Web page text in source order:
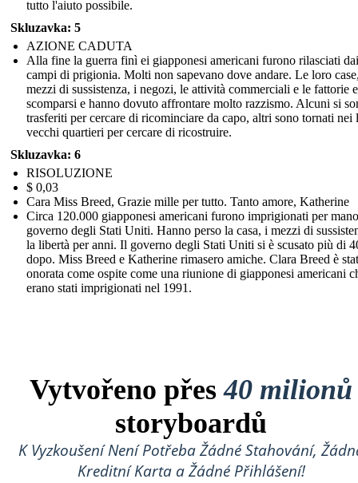
tutto l'aiuto possibile.
Skluzavka: 5
AZIONE CADUTA
Alla fine la guerra finì ei giapponesi americani furono rilasciati dai
campi di prigionia. Molti non sapevano dove andare. Le loro
mezzi di sussistenza, i negozi, le attività commerciali e le fattorie
scomparsi e hanno dovuto affrontare molto razzismo. Alcuni si
trasferiti per cercare di ricominciare da capo, altri sono tornati nei
vecchi quartieri per cercare di ricostruire.
Skluzavka: 6
RISOLUZIONE
$ 0,03
Cara Miss Breed, Grazie mille per tutto. Tanto amore, Katherine
Circa 120.000 giapponesi americani furono imprigionati per
governo degli Stati Uniti. Hanno perso la casa, i mezzi di
la libertà per anni. Il governo degli Stati Uniti si è scusato più di
dopo. Miss Breed e Katherine rimasero amiche. Clara Breed è
onorata come ospite come una riunione di giapponesi americani
erano stati imprigionati nel 1991.
Vytvořeno přes40 milionů
storyboardů
K Vyzkoušení Není Potřeba Žádné Stahování,
Kreditní Karta a Žádné Přihlášení!